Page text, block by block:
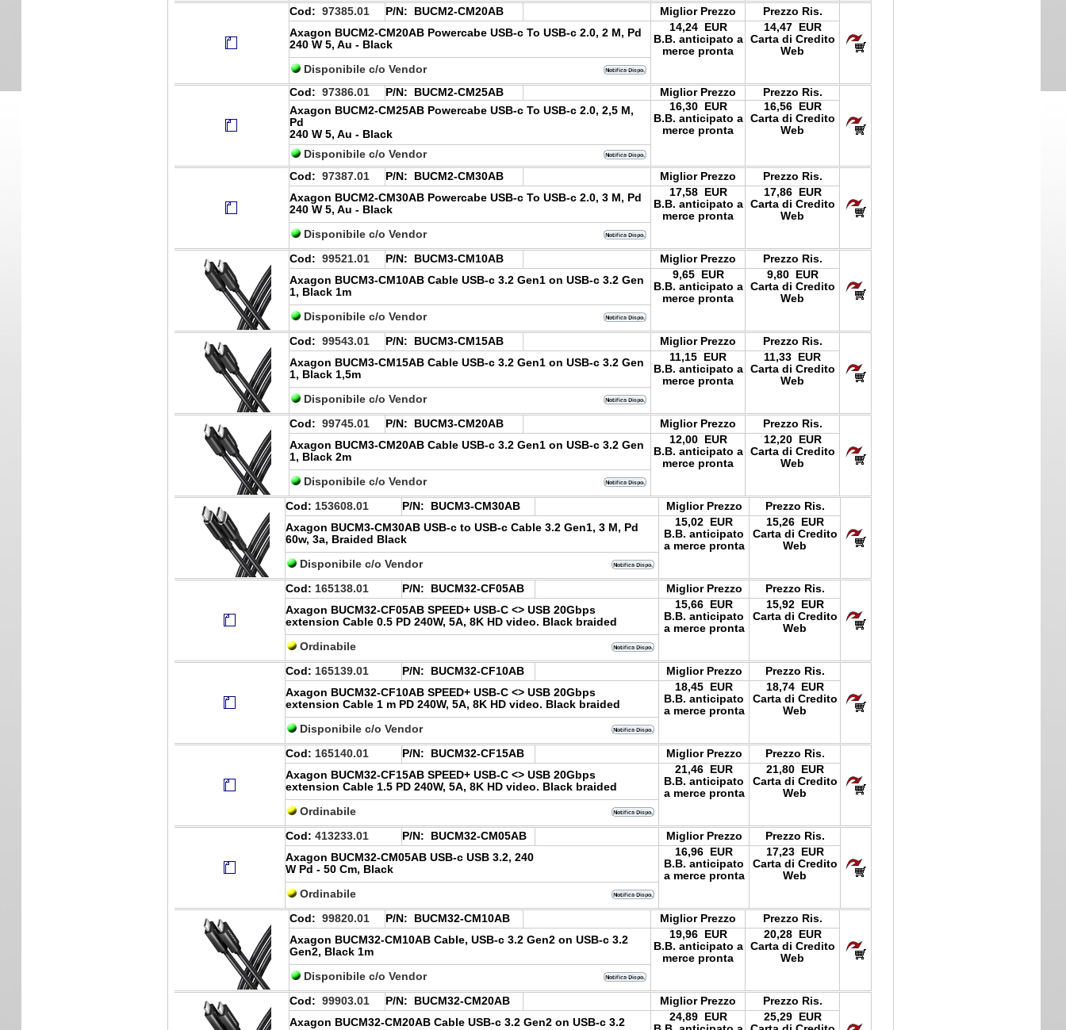
Cod: 97385.01 P/N: BUCM2-CM20AB Miglior Prezzo
Prezzo Ris.
Axagon BUCM2-CM20AB Powercabe USB-c To USB-c 2.0, 2 M, Pd
240 W 5, Au - Black
14,24 EUR
B.B. anticipato a
merce pronta
14,47 EUR
Carta di Credito
Web
Disponibile c/o Vendor
Cod: 97386.01 P/N: BUCM2-CM25AB Miglior Prezzo
Prezzo Ris.
Axagon BUCM2-CM25AB Powercabe USB-c To USB-c 2.0, 2,5 M,
Pd
240 W 5, Au - Black
16,30 EUR
B.B. anticipato a
merce pronta
16,56 EUR
Carta di Credito
Web
Disponibile c/o Vendor
Cod: 97387.01 P/N: BUCM2-CM30AB Miglior Prezzo
Prezzo Ris.
Axagon BUCM2-CM30AB Powercabe USB-c To USB-c 2.0, 3 M, Pd
240 W 5, Au - Black
17,58 EUR
B.B. anticipato a
merce pronta
17,86 EUR
Carta di Credito
Web
Disponibile c/o Vendor
Cod: 99521.01 P/N: BUCM3-CM10AB Miglior Prezzo
Prezzo Ris.
Axagon BUCM3-CM10AB Cable USB-c 3.2 Gen1 on USB-c 3.2 Gen
1, Black 1m
9,65 EUR
B.B. anticipato a
merce pronta
9,80 EUR
Carta di Credito
Web
Disponibile c/o Vendor
Cod: 99543.01 P/N: BUCM3-CM15AB Miglior Prezzo
Prezzo Ris.
Axagon BUCM3-CM15AB Cable USB-c 3.2 Gen1 on USB-c 3.2 Gen
1, Black 1,5m
11,15 EUR
B.B. anticipato a
merce pronta
11,33 EUR
Carta di Credito
Web
Disponibile c/o Vendor
Cod: 99745.01 P/N: BUCM3-CM20AB Miglior Prezzo
Prezzo Ris.
Axagon BUCM3-CM20AB Cable USB-c 3.2 Gen1 on USB-c 3.2 Gen
1, Black 2m
12,00 EUR
B.B. anticipato a
merce pronta
12,20 EUR
Carta di Credito
Web
Disponibile c/o Vendor
Cod: 153608.01 P/N: BUCM3-CM30AB Miglior Prezzo
Prezzo Ris.
Axagon BUCM3-CM30AB USB-c to USB-c Cable 3.2 Gen1, 3 M, Pd
60w, 3a, Braided Black
15,02 EUR
B.B. anticipato
a merce pronta
15,26 EUR
Carta di Credito
Web
Disponibile c/o Vendor
Cod: 165138.01 P/N: BUCM32-CF05AB Miglior Prezzo
Prezzo Ris.
Axagon BUCM32-CF05AB SPEED+ USB-C <> USB 20Gbps
extension Cable 0.5 PD 240W, 5A, 8K HD video. Black braided
15,66 EUR
B.B. anticipato
a merce pronta
15,92 EUR
Carta di Credito
Web
Ordinabile
Cod: 165139.01 P/N: BUCM32-CF10AB Miglior Prezzo
Prezzo Ris.
Axagon BUCM32-CF10AB SPEED+ USB-C <> USB 20Gbps
extension Cable 1 m PD 240W, 5A, 8K HD video. Black braided
18,45 EUR
B.B. anticipato
a merce pronta
18,74 EUR
Carta di Credito
Web
Disponibile c/o Vendor
Cod: 165140.01 P/N: BUCM32-CF15AB Miglior Prezzo
Prezzo Ris.
Axagon BUCM32-CF15AB SPEED+ USB-C <> USB 20Gbps
extension Cable 1.5 PD 240W, 5A, 8K HD video. Black braided
21,46 EUR
B.B. anticipato
a merce pronta
21,80 EUR
Carta di Credito
Web
Ordinabile
Cod: 413233.01 P/N: BUCM32-CM05AB Miglior Prezzo
Prezzo Ris.
Axagon BUCM32-CM05AB USB-c USB 3.2, 240
W Pd - 50 Cm, Black
16,96 EUR
B.B. anticipato
a merce pronta
17,23 EUR
Carta di Credito
Web
Ordinabile
Cod: 99820.01 P/N: BUCM32-CM10AB Miglior Prezzo
Prezzo Ris.
Axagon BUCM32-CM10AB Cable, USB-c 3.2 Gen2 on USB-c 3.2
Gen2, Black 1m
19,96 EUR
B.B. anticipato a
merce pronta
20,28 EUR
Carta di Credito
Web
Disponibile c/o Vendor
Cod: 99903.01 P/N: BUCM32-CM20AB Miglior Prezzo
Prezzo Ris.
Axagon BUCM32-CM20AB Cable USB-c 3.2 Gen2 on USB-c 3.2
24,89 EUR
25,29 EUR